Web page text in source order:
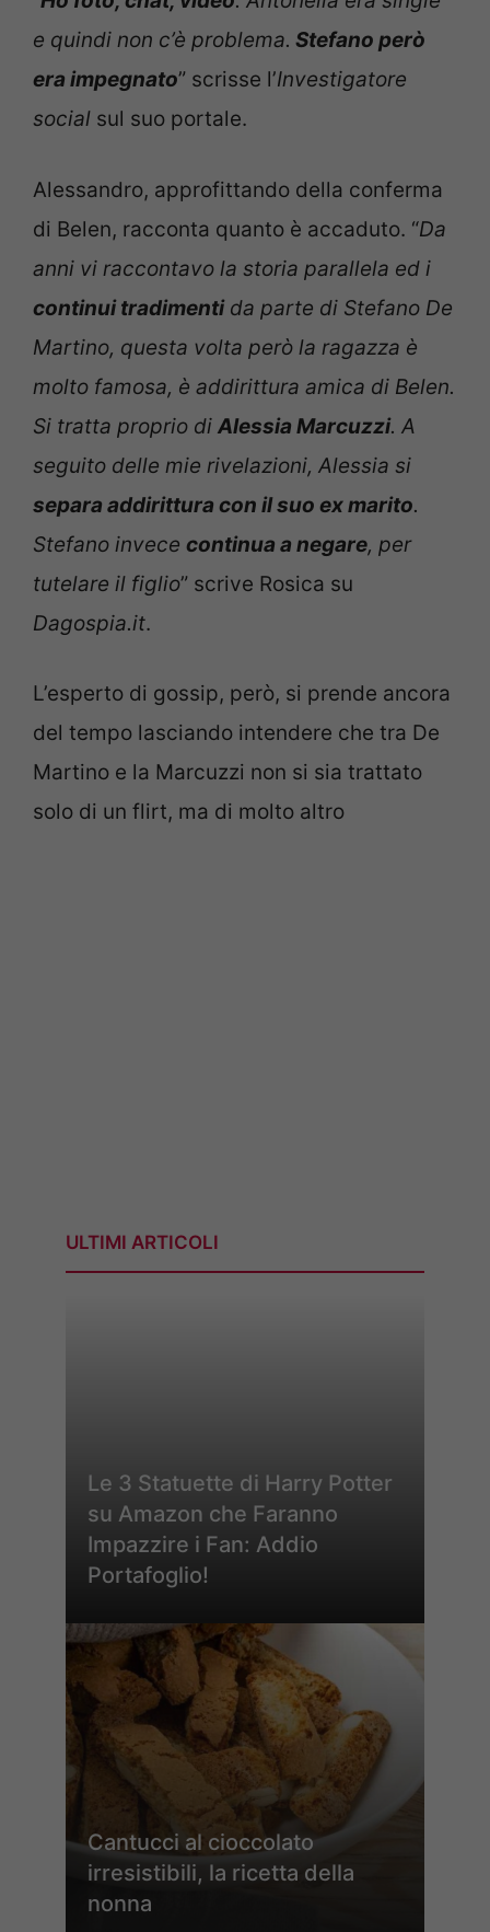
e quindi non c’è problema. Stefano però
era impegnato” scrisse l’Investigatore
social sul suo portale.
Alessandro, approfittando della conferma
di Belen, racconta quanto è accaduto. “Da
anni vi raccontavo la storia parallela ed i
continui tradimentida parte di Stefano De
Martino, questa volta però la ragazza è
molto famosa, è addirittura amica di Belen.
Si tratta proprio di Alessia Marcuzzi. A
seguito delle mie rivelazioni, Alessia si
separa addirittura con il suo ex marito.
Stefano invece continua a negare, per
tutelare il figlio” scrive Rosica su
Dagospia.it.
L’esperto di gossip, però, si prende ancora
del tempo lasciando intendere che tra De
Martino e la Marcuzzi non si sia trattato
solo di un flirt, ma di molto altro
ULTIMI ARTICOLI
Le 3 Statuette di Harry Potter
su Amazon che Faranno
Impazzire i Fan: Addio
Portafoglio!
Cantucci al cioccolato
irresistibili, la ricetta della
nonna